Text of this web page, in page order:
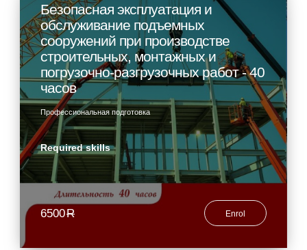
Безопасная эксплуатация и
обслуживание подъемных
сооружений при производстве
строительных, монтажных и
погрузочно-разгрузочных работ - 40
часов
Профессиональная подготовка
Required skills
6500R Enrol